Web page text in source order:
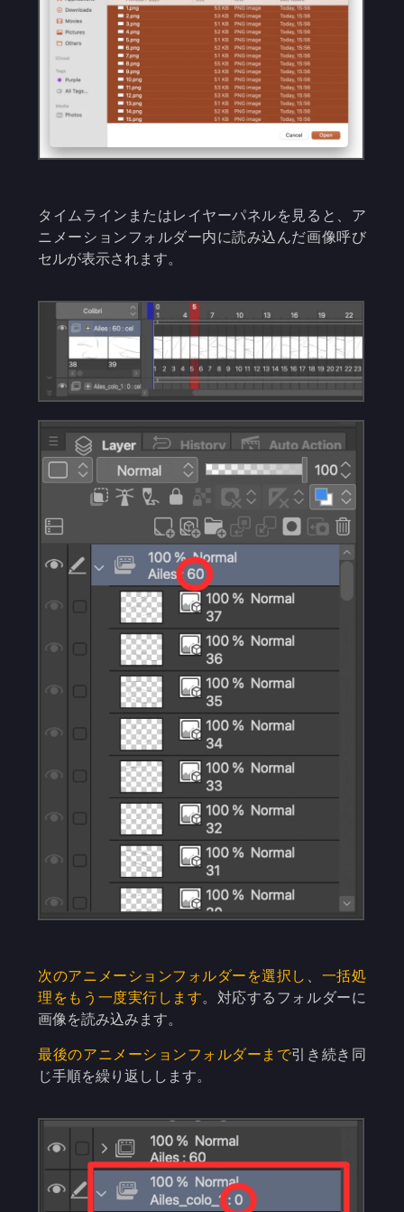
タイムラインまたはレイヤーパネルを見ると、ア
ニメーションフォルダー内に読み込んだ画像呼び
セルが表示されます。
次のアニメーションフォルダーを選択し 、 一括処
理をもう一度実行します。対応するフォルダーに
画像を読み込みます。
最後のアニメーションフォルダーまで引き続き同
じ手順を繰り返しします。